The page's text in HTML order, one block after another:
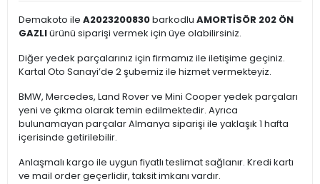
Demakoto ile A2023200830barkodlu AMORTİSÖR 202 ÖN
GAZLIürünü siparişi vermek için üye olabilirsiniz.
Diğer yedek parçalarınız için firmamız ile iletişime geçiniz.
Kartal Oto Sanayi’de 2 şubemiz ile hizmet vermekteyiz.
BMW, Mercedes, Land Rover ve Mini Cooper yedek parçaları
yeni ve çıkma olarak temin edilmektedir. Ayrıca
bulunamayan parçalar Almanya siparişi ile yaklaşık 1 hafta
içerisinde getirilebilir.
Anlaşmalı kargo ile uygun fiyatlı teslimat sağlanır. Kredi kartı
ve mail order geçerlidir, taksit imkanı vardır.